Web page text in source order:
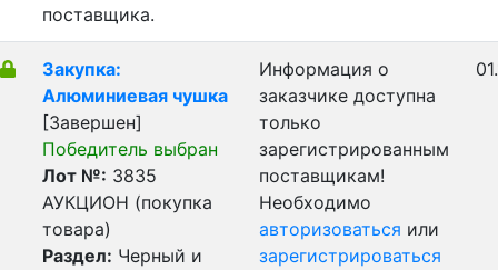
поставщика.
Закупка:
Алюминиевая чушка
[Завершен]
Победитель выбран
Лот №: 3835
АУКЦИОН (покупка
товара)
Раздел: Черный и
Информация о
заказчике доступна
только
зарегистрированным
поставщикам!
Необходимо
авторизоваться или
зарегистрироваться